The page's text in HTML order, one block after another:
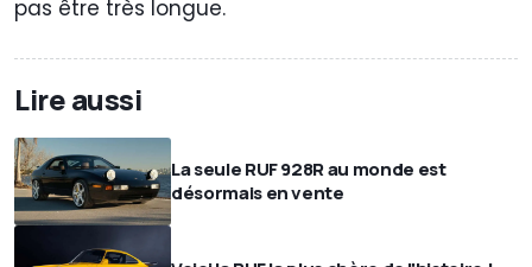
pas être très longue.
Lire aussi
La seule RUF 928R au monde est
désormais en vente